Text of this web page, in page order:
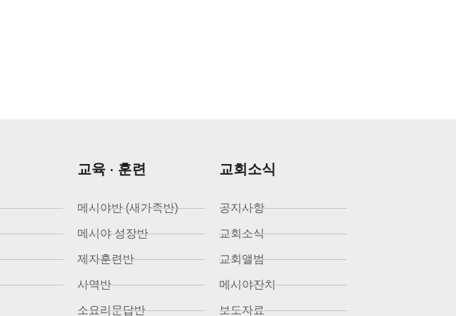
교육 · 훈련
메시야반 (새가족반)
메시야 성장반
제자훈련반
사역반
소요리문답반
교회소식
공지사항
교회소식
교회앨범
메시야잔치
보도자료